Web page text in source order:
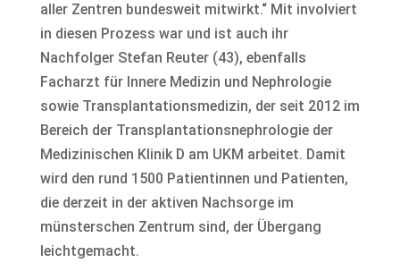
aller Zentren bundesweit mitwirkt.“ Mit involviert
in diesen Prozess war und ist auch ihr
Nachfolger Stefan Reuter (43), ebenfalls
Facharzt für Innere Medizin und Nephrologie
sowie Transplantationsmedizin, der seit 2012 im
Bereich der Transplantationsnephrologie der
Medizinischen Klinik D am UKM arbeitet. Damit
wird den rund 1500 Patientinnen und Patienten,
die derzeit in der aktiven Nachsorge im
münsterschen Zentrum sind, der Übergang
leichtgemacht.